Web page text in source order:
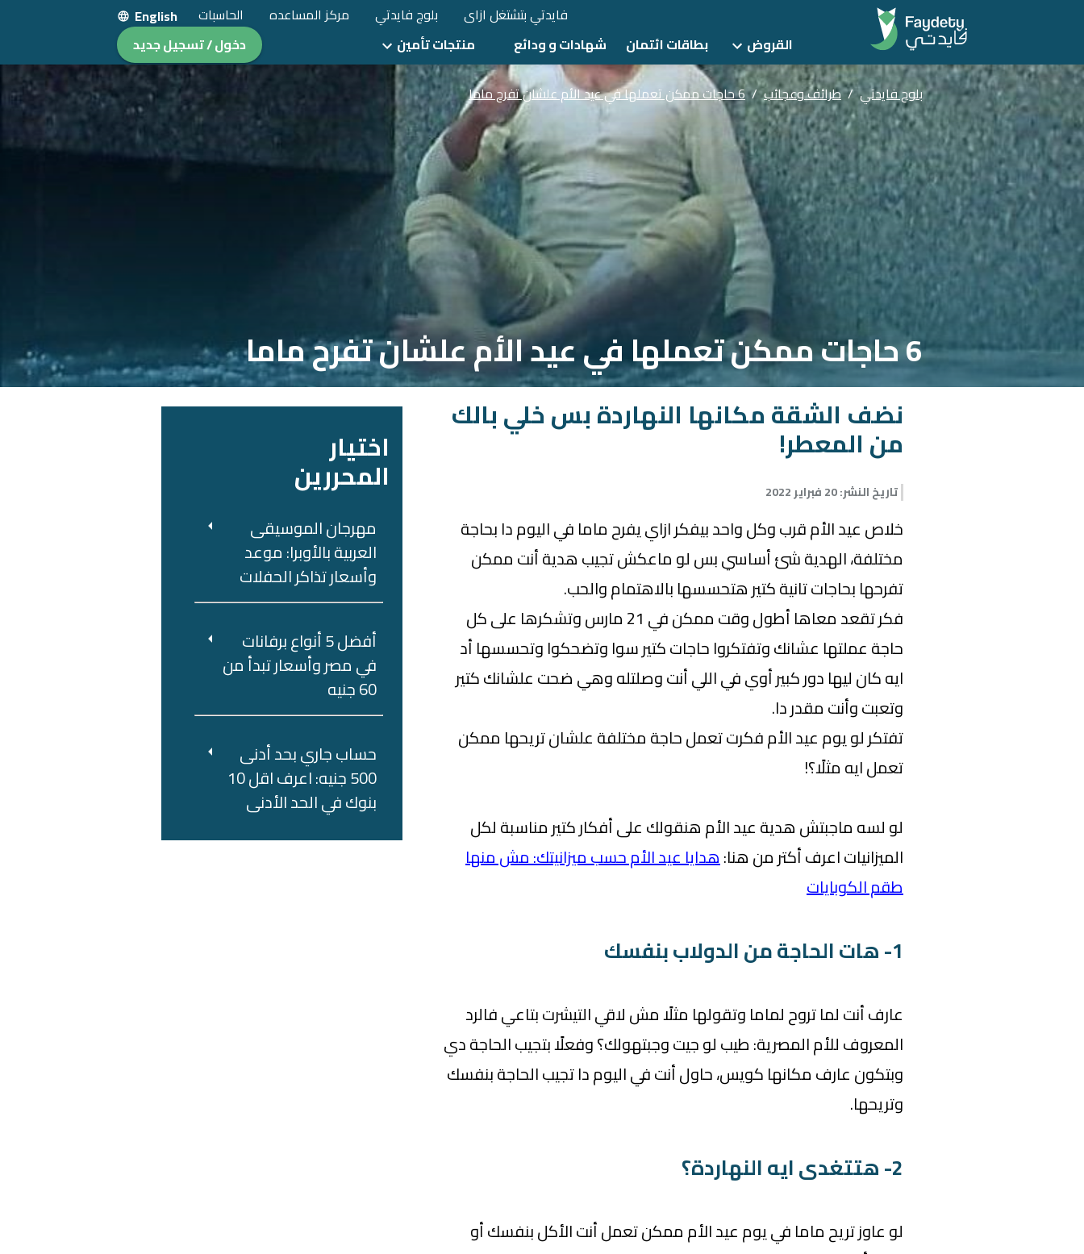
فايدتي بتشتغل ازاى بلوج فايدتي مركز المساعده الحاسبات
English
القروض
بطاقات ائتمان شهادات و ودائع منتجات تأمين دخول / تسجيل جديد
بلوج فايدتي / طرائف وعجائب / 6 حاجات ممكن تعملها في عيد الأم علشان تفرح ماما
6 حاجات ممكن تعملها في عيد الأم علشان تفرح ماما
نضف الشقة مكانها النهاردة بس خلي بالك
من المعطر!
تاريخ النشر:20 فبراير 2022
خلاص عيد الأم قرب وكل واحد بيفكر ازاي يفرح ماما في اليوم دا بحاجة
مختلفة، الهدية شئ أساسي بس لو ماعكش تجيب هدية أنت ممكن
تفرحها بحاجات تانية كتير هتحسسها بالاهتمام والحب.
فكر تقعد معاها أطول وقت ممكن في 21 مارس وتشكرها على كل
حاجة عملتها عشانك وتفتكروا حاجات كتير سوا وتضحكوا وتحسسها أد
ايه كان ليها دور كبير أوي في اللي أنت وصلتله وهي ضحت علشانك كتير
وتعبت وأنت مقدر دا.
تفتكر لو يوم عيد الأم فكرت تعمل حاجة مختلفة علشان تريحها ممكن
تعمل ايه مثلًا؟!
لو لسه ماجبتش هدية عيد الأم هنقولك على أفكار كتير مناسبة لكل
الميزانيات اعرف أكتر من هنا:هدايا عيد الأم حسب ميزانيتك: مش منها
طقم الكوبايات
1- هات الحاجة من الدولاب بنفسك
عارف أنت لما تروح لماما وتقولها مثلًا مش لاقي التيشرت بتاعي فالرد
المعروف للأم المصرية: طيب لو جيت وجبتهولك؟ وفعلًا بتجيب الحاجة دي
وبتكون عارف مكانها كويس، حاول أنت في اليوم دا تجيب الحاجة بنفسك
وتريحها.
2- هتتغدى ايه النهاردة؟
لو عاوز تريح ماما في يوم عيد الأم ممكن تعمل أنت الأكل بنفسك أو
اختيار
المحررين
مهرجان الموسيقى
العربية بالأوبرا: موعد
وأسعار تذاكر الحفلات
أفضل 5 أنواع برفانات
في مصر وأسعار تبدأ من
60 جنيه
حساب جاري بحد أدنى
500 جنيه: اعرف اقل 10
بنوك في الحد الأدنى